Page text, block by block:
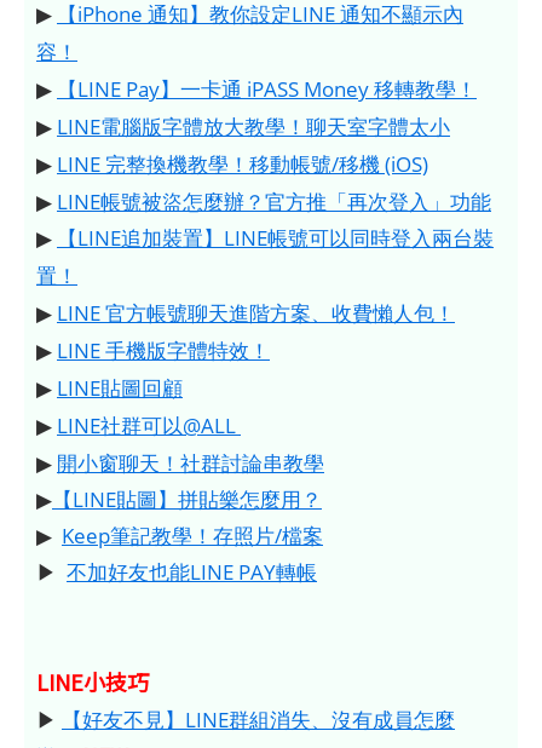
▶
【iPhone 通知】教你設定LINE 通知不顯示內
容！
▶
【LINE Pay】一卡通 iPASS Money 移轉教學！
▶ LINE電腦版字體放大教學！聊天室字體太小
▶ LINE 完整換機教學！移動帳號/移機 (iOS)
▶ LINE帳號被盜怎麼辦？官方推「再次登入」功能
▶
【LINE追加裝置】LINE帳號可以同時登入兩台裝
置！
▶ LINE 官方帳號聊天進階方案、收費懶人包！
▶ LINE 手機版字體特效！
▶ LINE貼圖回顧
▶ LINE社群可以@ALL
▶ 開小窗聊天！社群討論串教學
▶ 【LINE貼圖】拼貼樂怎麼用？
▶ Keep筆記教學！存照片/檔案
▶ 不加好友也能LINE PAY轉帳
LINE小技巧
▶
【好友不見】LINE群組消失、沒有成員怎麼